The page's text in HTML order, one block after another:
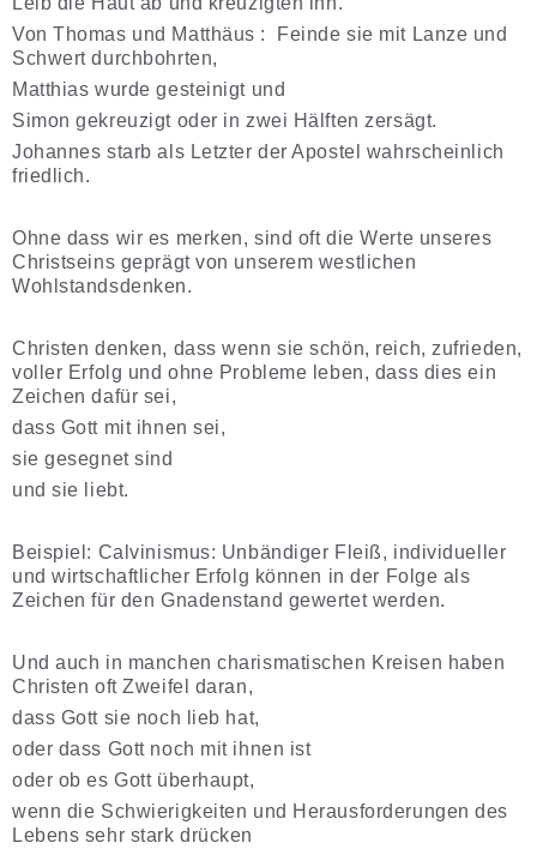
Von Thomas und Matthäus : Feinde sie mit Lanze und
Schwert durchbohrten,
Matthias wurde gesteinigt und
Simon gekreuzigt oder in zwei Hälften zersägt.
Johannes starb als Letzter der Apostel wahrscheinlich
friedlich.
Ohne dass wir es merken, sind oft die Werte unseres
Christseins geprägt von unserem westlichen
Wohlstandsdenken.
Christen denken, dass wenn sie schön, reich, zufrieden,
voller Erfolg und ohne Probleme leben, dass dies ein
Zeichen dafür sei,
dass Gott mit ihnen sei,
sie gesegnet sind
und sie liebt.
Beispiel: Calvinismus: Unbändiger Fleiß, individueller
und wirtschaftlicher Erfolg können in der Folge als
Zeichen für den Gnadenstand gewertet werden.
Und auch in manchen charismatischen Kreisen haben
Christen oft Zweifel daran,
dass Gott sie noch lieb hat,
oder dass Gott noch mit ihnen ist
oder ob es Gott überhaupt,
wenn die Schwierigkeiten und Herausforderungen des
Lebens sehr stark drücken